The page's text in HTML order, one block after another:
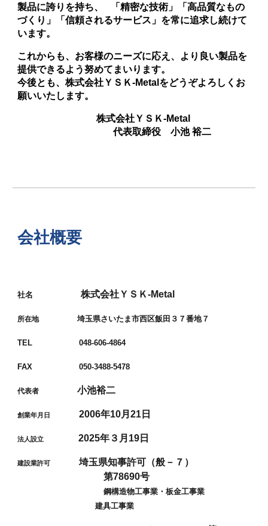
製品に誇りを持ち、 「精密な技術」「高品質なもの
づくり」「信頼されるサービス」を常に追求し続けて
います。
これからも、お客様のニーズに応え、より良い製品を
提供できるよう努めてまいります。
今後とも、株式会社ＹＳＫ-Metalをどうぞよろしくお
願いいたします。
株式会社ＹＳＫ-Metal
代表取締役 小池 裕二
会社概要
社名 株式会社ＹＳＫ-Metal
所在地 埼玉県さいたま市西区飯田３７番地７
TEL 048-606-4864
FAX 050-3488-5478
代表者 小池裕二
創業年月日 2006年10月21日
法人設立2025年３月19日
建設業許可
埼玉県知事許可（般－７）
第78690号
鋼構造物工事業・板金工事業
建具工事業